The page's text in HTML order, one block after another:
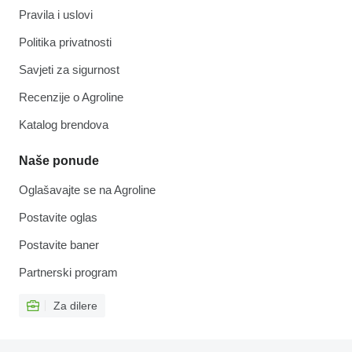
Pravila i uslovi
Politika privatnosti
Savjeti za sigurnost
Recenzije o Agroline
Katalog brendova
Naše ponude
Oglašavajte se na Agroline
Postavite oglas
Postavite baner
Partnerski program
Za dilere